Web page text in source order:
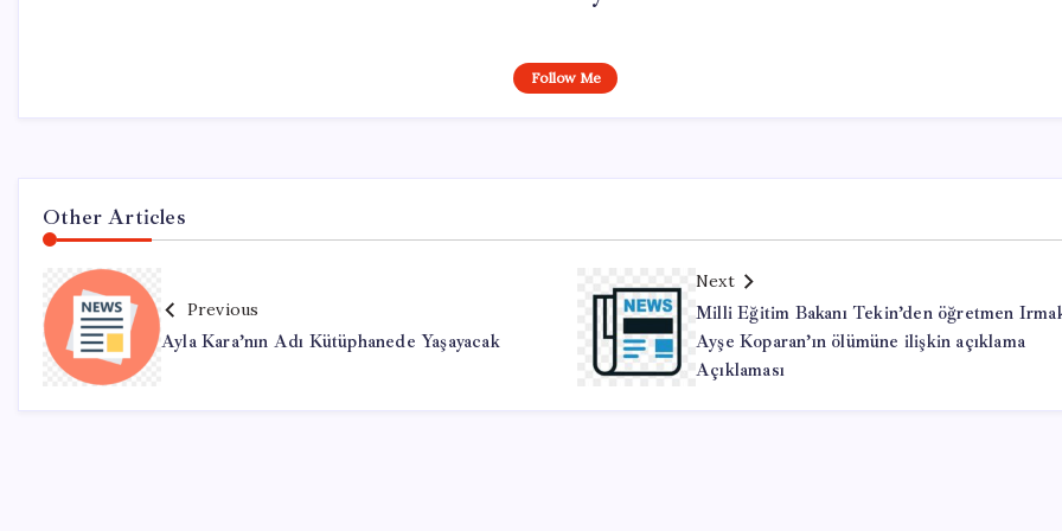
Follow Me
Other Articles
Previous
Ayla Kara’nın Adı Kütüphanede Yaşayacak
Next
Milli Eğitim Bakanı Tekin’den öğretmen
Ayşe Koparan’ın ölümüne ilişkin açıklama
Açıklaması